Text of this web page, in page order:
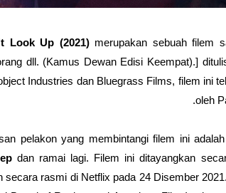
Look Up (2021)merupakan sebuah filem
dll. (Kamus Dewan Edisi Keempat).]
Industries dan Bluegrass Films, filem ini
oleh
pelakon yang membintangi filem ini adalah
dan ramai lagi. Filem ini ditayangkan
secara rasmi di Netflix pada 24 Disember